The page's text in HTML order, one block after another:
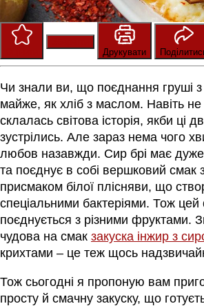
Друкувати
Чи знали ви, що поєднання груші
майже, як хліб з маслом. Навіть
склалась світова історія, якби ці
зустрілись. Але зараз нема чого
любов назавжди. Сир брі має дуже
та поєднує в собі вершковий смак
присмаком білої плісняви, що
спеціальними бактеріями. Тож цей
поєднується з різними фруктами.
чудова на смак закуска інжир з
крихтами – це теж щось
Тож сьогодні я пропоную вам
просту й смачну закуску, що